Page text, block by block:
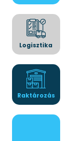
Logisztika
Raktározás